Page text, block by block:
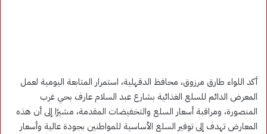
أكد اللواء طارق مرزوق، محافظ الدقهلية، استمرار المتابعة اليومية لعمل
المعرض الدائم للسلع الغذائية بشارع عبد السلام عارف بحي غرب
المنصورة، ومراقبة أسعار السلع والتخفيضات المقدمة، مشيرًا إلى أن هذه
المعارض تهدف إلى توفير السلع الأساسية للمواطنين بجودة عالية وأسعار